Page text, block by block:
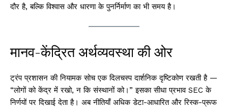
दौर है, बल्कि विश्वास और धारणा के पुनर्निर्माण का भी समय है।
मानव-केंद्रित अर्थव्यवस्था की ओर
ट्रंप प्रशासन की नियामक सोच एक दिलचस्प दार्शनिक दृष्टिकोण रखती है —
“लोगों को केंद्र में रखो, न कि संस्थानों को।” इसका सीधा प्रभाव SEC के
निर्णयों पर दिखाई देता है। अब नीतियाँ अधिक डेटा-आधारित और रिस्क-प्रूफ